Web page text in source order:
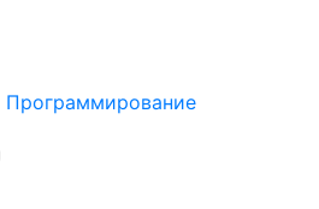
Программирование